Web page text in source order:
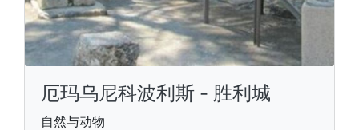
厄玛乌尼科波利斯 - 胜利城
自然与动物